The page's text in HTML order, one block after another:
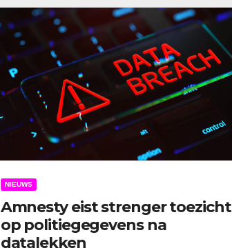
NIEUWS
Amnesty eist strenger toezicht
op politiegegevens na
datalekken